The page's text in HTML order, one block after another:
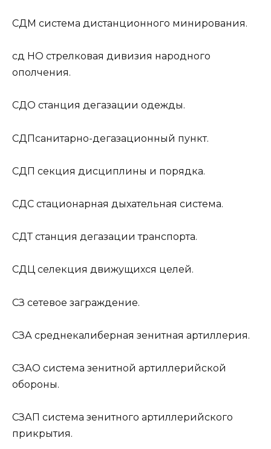
СДМ система дистанционного минирования.
сд НО стрелковая дивизия народного
ополчения.
СДО станция дегазации одежды.
СДПсанитарно-дегазационный пункт.
СДП секция дисциплины и порядка.
СДС стационарная дыхательная система.
СДТ станция дегазации транспорта.
СДЦ селекция движущихся целей.
СЗ сетевое заграждение.
СЗА среднекалиберная зенитная артиллерия.
СЗАО система зенитной артиллерийской
обороны.
СЗАП система зенитного артиллерийского
прикрытия.